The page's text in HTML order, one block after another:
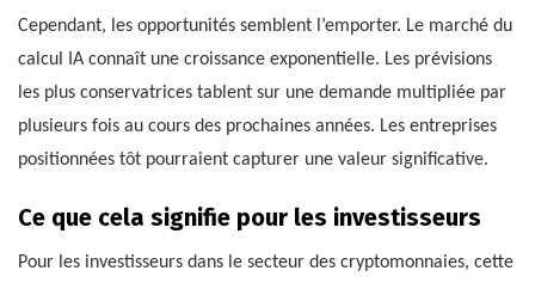
Cependant, les opportunités semblent l’emporter. Le marché du
calcul IA connaît une croissance exponentielle. Les prévisions
les plus conservatrices tablent sur une demande multipliée par
plusieurs fois au cours des prochaines années. Les entreprises
positionnées tôt pourraient capturer une valeur significative.
Ce que cela signifie pour les investisseurs
Pour les investisseurs dans le secteur des cryptomonnaies, cette